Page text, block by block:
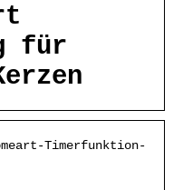
für
Timerfunktion-